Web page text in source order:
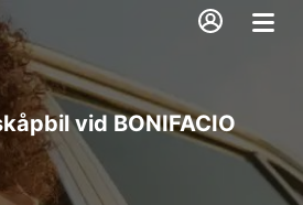
vid BONIFACIO